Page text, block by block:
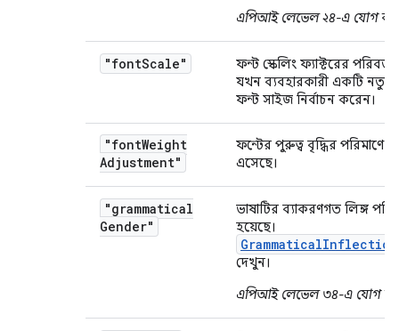
এপিআই লেভেল ২৪-এ যোগ
"fontScale"
ফন্ট স্কেলিং ফ্যাক্টরের
যখন ব্যবহারকারী একটি নতুন
ফন্ট সাইজ নির্বাচন করেন।
"fontWeight
Adjustment"
ফন্টের পুরুত্ব বৃদ্ধির পরিমাণে
এসেছে।
"grammatical
Gender"
ভাষাটির ব্যাকরণগত লিঙ্গ
হয়েছে।
দেখুন।
এপিআই লেভেল ৩৪-এ যোগ